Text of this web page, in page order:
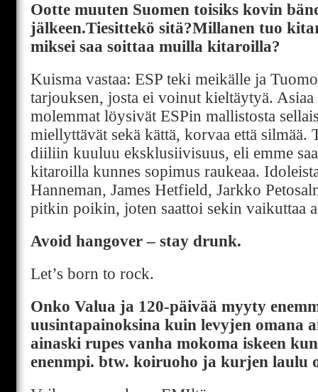
Ootte muuten Suomen toisiks kovin
jälkeen.Tiesittekö sitä?Millanen tuo
miksei saa soittaa muilla kitaroilla?
Kuisma vastaa: ESP teki meikälle ja
tarjouksen, josta ei voinut kieltäytyä.
molemmat löysivät ESPin mallistosta
miellyttävät sekä kättä, korvaa että silmää.
diiliin kuuluu eksklusiivisuus, eli emme
kitaroilla kunnes sopimus raukeaa.
Hanneman, James Hetfield, Jarkko
pitkin poikin, joten saattoi sekin vaikuttaa
Avoid hangover – stay drunk.
Let’s born to rock.
Onko Valua ja 120-päivää myyty
uusintapainoksina kuin levyjen omana
ainaski rupes vanha mokoma iskeen
enenmpi. btw. koiruoho ja kurjen laulu